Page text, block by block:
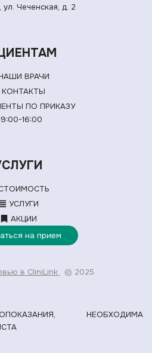
ул. Чеченская, д. 2
ВРАЧИ
КОНТАКТЫ
ПО ПРИКАЗУ
16:00
УСЛУГИ
АКЦИИ
на прием
в CliniLink © 2025
НЕОБХОДИМА